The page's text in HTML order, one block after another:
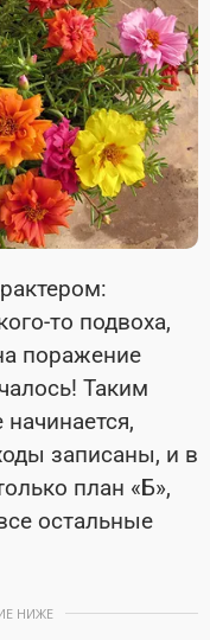
то подвоха,
поражение
Таким
записаны, и в
план «Б»,
остальные
НИЖЕ